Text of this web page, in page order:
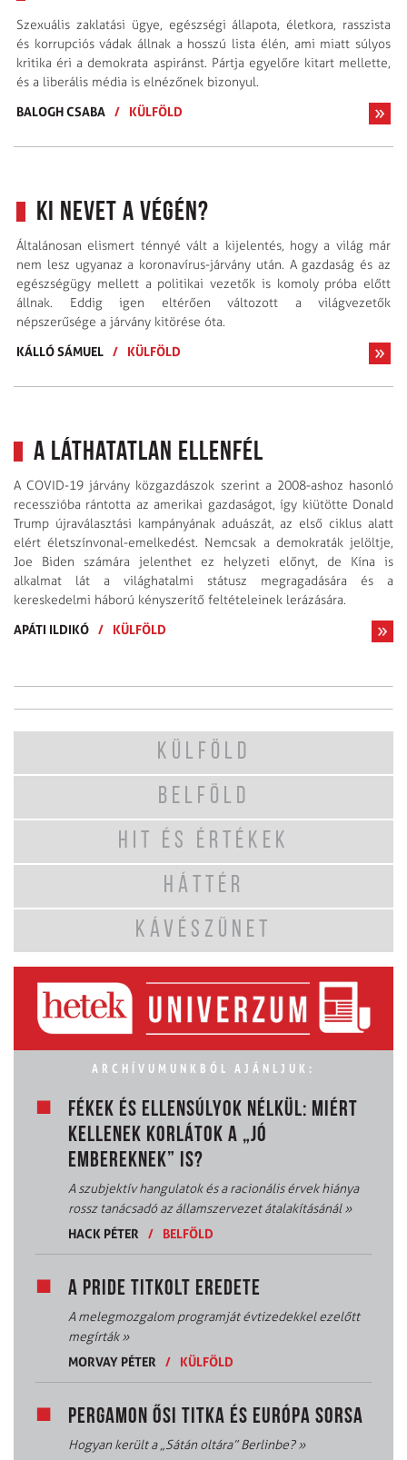
Szexuális zaklatási ügye, egészségi állapota, életkora, rasszista
és korrupciós vádak állnak a hosszú lista élén, ami miatt súlyos
kritika éri a demokrata aspiránst. Pártja egyelőre kitart mellette,
és a liberális média is elnézőnek bizonyul.
BALOGH CSABA / KÜLFÖLD
Ki nevet a végén?
Általánosan elismert ténnyé vált a kijelentés, hogy a világ már
nem lesz ugyanaz a koronavírus-járvány után. A gazdaság és az
egészségügy mellett a politikai vezetők is komoly próba előtt
állnak. Eddig igen eltérően változott a világvezetők
népszerűsége a járvány kitörése óta.
KÁLLÓ SÁMUEL / KÜLFÖLD
A láthatatlan ellenfél
A COVID-19 járvány közgazdászok szerint a 2008-ashoz hasonló
recesszióba rántotta az amerikai gazdaságot, így kiütötte Donald
Trump újraválasztási kampányának aduászát, az első ciklus alatt
elért életszínvonal-emelkedést. Nemcsak a demokraták jelöltje,
Joe Biden számára jelenthet ez helyzeti előnyt, de Kína is
alkalmat lát a világhatalmi státusz megragadására és a
kereskedelmi háború kényszerítő feltételeinek lerázására.
APÁTI ILDIKÓ / KÜLFÖLD
KÜLFÖLD
BELFÖLD
HIT ÉS ÉRTÉKEK
HÁTTÉR
KÁVÉSZÜNET
ARCHÍVUMUNKBÓL AJÁNLJUK:
FÉKEK ÉS ELLENSÚLYOK NÉLKÜL: MIÉRT
KELLENEK KORLÁTOK A „JÓ
EMBEREKNEK” IS?
A szubjektív hangulatok és a racionális érvek hiánya
rossz tanácsadó az államszervezet átalakításánál»
HACK PÉTER
/ BELFÖLD
A PRIDE TITKOLT EREDETE
A melegmozgalom programját évtizedekkel ezelőtt
megírták»
MORVAY PÉTER
/ KÜLFÖLD
PERGAMON ŐSI TITKA ÉS EURÓPA SORSA
Hogyan került a „Sátán oltára” Berlinbe?»